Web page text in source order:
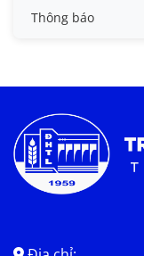
Tin đào tạo
Tin tức chung
Thông báo